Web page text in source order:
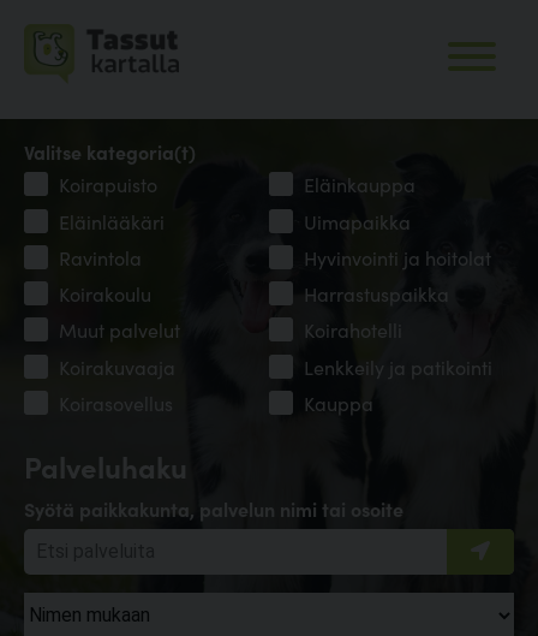
Palveluhaku
Syötä paikkakunta, palvelun nimi tai osoite
Valitse kategoria(t)
Koirapuisto
Eläinkauppa
Eläinlääkäri
Uimapaikka
Ravintola
Hyvinvointi ja hoitolat
Koirakoulu
Harrastuspaikka
Muut palvelut
Koirahotelli
Koirakuvaaja
Lenkkeily ja patikointi
Koirasovellus
Kauppa